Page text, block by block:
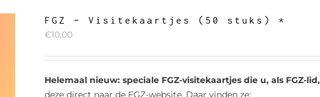
FGZ – Visitekaartjes (50 stuks) *
€10,00
Helemaal nieuw: speciale FGZ-visitekaartjes die u, als FGZ-
deze direct naar de FGZ-website. Daar vinden ze: